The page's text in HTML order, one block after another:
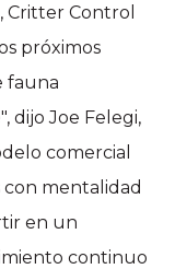
Critter Control
próximos
fauna
dijo Joe Felegi,
comercial
mentalidad
en un
continuo